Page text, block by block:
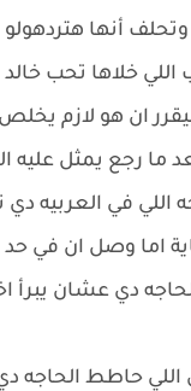
أنها
اللي خلاها تحب
ان هو لازم
ما رجع يمثل
اللي في
اما وصل ان في
دي عشان يبرأ
حاطط الحاجه